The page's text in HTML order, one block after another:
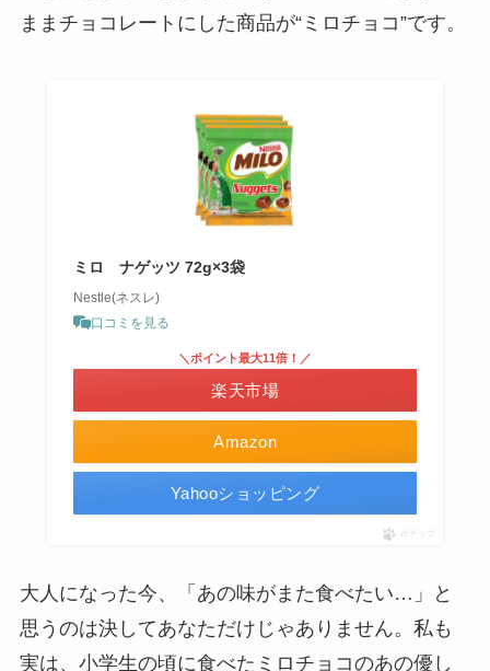
ままチョコレートにした商品が“ミロチョコ”です。
ミロ ナゲッツ 72g×3袋
Nestle(ネスレ)
口コミを見る
Amazon
＼ポイント最大11倍！／
楽天市場
Yahooショッピング
ポチップ
大人になった今、「あの味がまた食べたい…」と
思うのは決してあなただけじゃありません。私も
実は、小学生の頃に食べたミロチョコのあの優し